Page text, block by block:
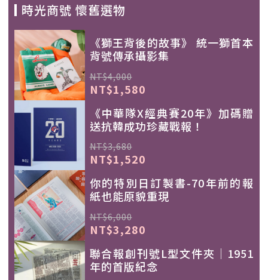
時光商號 懷舊選物
《獅王背後的故事》 統一獅首本
背號傳承攝影集
NT$4,000
NT$1,580
《中華隊X經典賽20年》加碼贈
送抗韓成功珍藏戰報！
NT$3,680
NT$1,520
你的特別日訂製書-70年前的報
紙也能原貌重現
NT$6,000
NT$3,280
聯合報創刊號L型文件夾｜1951
年的首版紀念